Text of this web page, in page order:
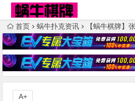
首页 蜗牛扑克资讯 【蜗牛棋牌】张嘉倪做客
A+